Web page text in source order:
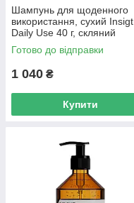
Шампунь для щоденного
використання, сухий Insigt
Daily Use 40 г, скляний
флакон
Готово до відправки
1 040 ₴
Купити